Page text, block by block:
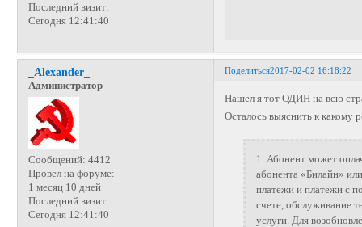
Последний визит:
Сегодня 12:41:40
Поделиться2017-02-02 16:18:22
_Alexander_
Администратор
Сообщений: 4412
Провел на форуме:
1 месяц 10 дней
Последний визит:
Сегодня 12:41:40
Нашел я тот ОДИН на всю
Осталось выяснить к какому
1. Абонент может
абонента «Билайн»
платежи и платежи с
счете, обслуживание
услуги. Для